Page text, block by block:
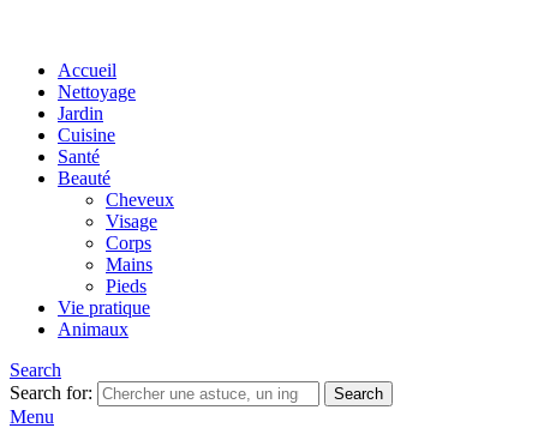
Accueil
Nettoyage
Jardin
Cuisine
Santé
Beauté
Cheveux
Visage
Corps
Mains
Pieds
Vie pratique
Animaux
Search
Search for:
Search
Menu